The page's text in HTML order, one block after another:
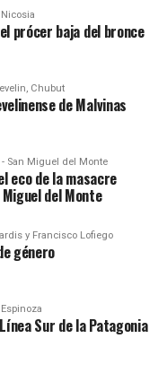
prócer baja del bronce
Chubut
de Malvinas
- San Miguel del Monte
eco de la masacre
del Monte
y Francisco Lofiego
género
Sur de la Patagonia